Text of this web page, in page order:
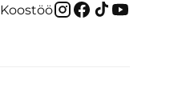
Koostöö